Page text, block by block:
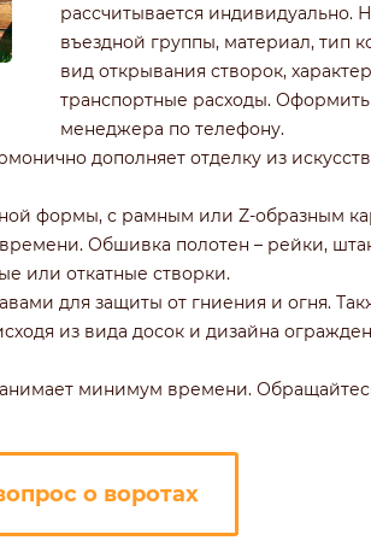
рассчитывается индивидуально.
въездной группы, материал, тип
вид открывания створок,
транспортные расходы.
менеджера по телефону.
дополняет отделку из
формы, с рамным или Z-образным
Обшивка полотен – рейки,
или откатные створки.
для защиты от гниения и огня.
из вида досок и дизайна
минимум времени.
о воротах